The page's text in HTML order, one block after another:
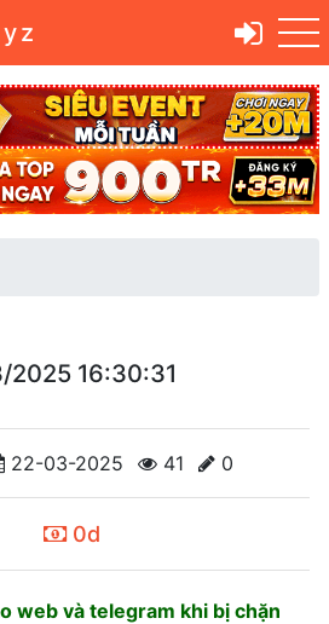
2025 16:30:31
22-03-2025 41 0
0d
web và telegram khi bị chặn